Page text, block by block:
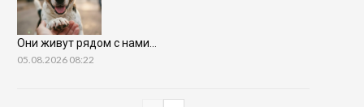
Они живут рядом с нами…
05.08.2026 08:22